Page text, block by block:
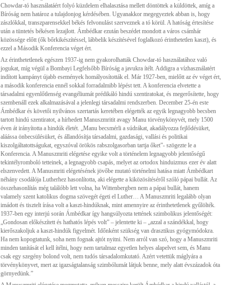
Chowdar-tó használatáért folyó küzdelem elhalasztása mellett döntöttek a küldöttek, amíg a
Bíróság nem határoz a tulajdonjog kérdésében. Ugyanakkor megegyeztek abban is, hogy
zászlókkal, transzparensekkel békés felvonulást szerveznek a tó körül. A hatóság értesítése
után a tüntetés békésen lezajlott. Ámbédkar ezután beszédet mondott a város csámhár
közössége előtt (ők bőrkikészítéssel, lábbelik készítésével foglalkozó érinthetetlen kaszt), és
ezzel a Második Konferencia véget ért.
Az érinthetetlenek egészen 1937-ig nem gyakorolhatták Chowdar-tó használatához való
jogukat, míg végül a Bombayi Legfelsőbb Bíróság a javukra ítélt. Addigra a vízhasználatért
indított kampányt újabb események homályosították el. Már 1927-ben, mielőtt az év véget ért,
a második konferencia ennél sokkal forradalmibb lépést tett. A konferencia elvetette a
társadalmi egyenlőtlenség evangéliumát prédikáló hindú szentiratokat, és megerősítette, hogy
szembenáll ezek alkalmazásával a jelenlegi társadalmi rendszerben. December 25-én este
Ámbédkar és követői nyilvános szertartás keretében elégették az egyik legnagyobb becsben
tartott hindú szentiratot, a hírhedett Manuszmritit avagy Manu törvénykönyvét, mely 1500
éven át irányította a hindúk életét. „Manu becsmérli a súdrákat, akadályozza fejlődésüket,
aláássa önbecsülésüket, és állandósítja társadalmi, gazdasági, vallási és politikai
kiszolgáltatottságukat, egyszóval örökös rabszolgasorban tartja őket”- szögezte le a
Konferencia. A Manuszmriti elégetése egyike volt a történelem legnagyobb jelentőségű
tekintélyromboló tetteinek, a legnagyobb csapás, melyet az ortodox hinduizmus ezer év alatt
elszenvedett. A Manusmriti elégetésének jövőbe mutató történelmi hatása miatt Ámbédkart
néhány csodálója Lutherhez hasonlította, aki elégette a kiközösítéséről szóló pápai bullát. Az
összehasonlítás még találóbb lett volna, ha Wittenbergben nem a pápai bullát, hanem
valamely szent katolikus dogma szövegét égeti el Luther… A Manuszmriti legalább olyan
imádott és tisztelt írása volt a kaszt-hindúknak, mint amennyire az érinthetetlenek gyűlölték.
1937-ben egy interjú során Ámbédkar így hangsúlyozta tettének szimbolikus jelentőségét:
„Gondosan előkészített és hathatós lépés volt” – jelentette ki – „azzal a szándékkal, hogy
kierőszakoljuk a kaszt-hindúk figyelmét. Időnként szükség van drasztikus gyógymódokra.
Ha nem kopogtatunk, soha nem fognak ajtót nyitni. Nem arról van szó, hogy a Manuszmriti
minden tanítását el kell ítélni, hogy nem tartalmaz egyetlen helyes alapelvet sem, és Manu
csak egy szegény bolond volt, nem tudós társadalomkutató. Azért vetettük máglyára a
törvénykönyvet, mert az igazságtalanság szimbólumát látjuk benne, mely alatt évszázadok óta
görnyedünk.”